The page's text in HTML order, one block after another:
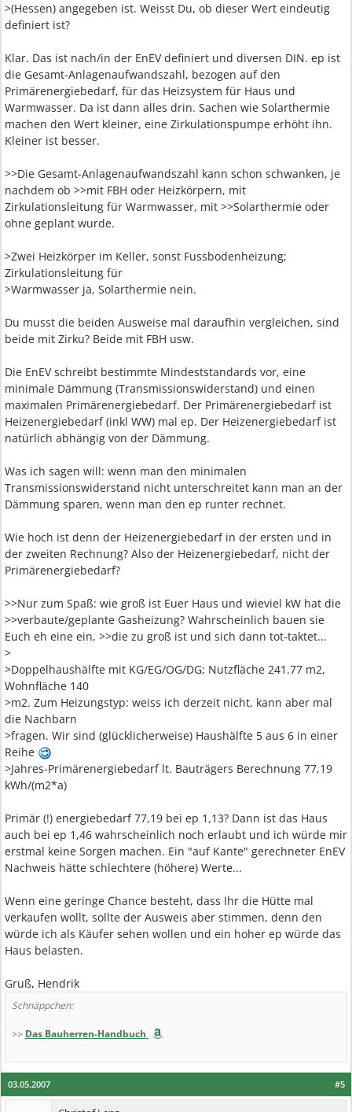
>(Hessen) angegeben ist. Weisst Du, ob dieser Wert eindeutig
definiert ist?
Klar. Das ist nach/in der EnEV definiert und diversen DIN. ep ist
die Gesamt-Anlagenaufwandszahl, bezogen auf den
Primärenergiebedarf, für das Heizsystem für Haus und
Warmwasser. Da ist dann alles drin. Sachen wie Solarthermie
machen den Wert kleiner, eine Zirkulationspumpe erhöht ihn.
Kleiner ist besser.
>>Die Gesamt-Anlagenaufwandszahl kann schon schwanken, je
nachdem ob >>mit FBH oder Heizkörpern, mit
Zirkulationsleitung für Warmwasser, mit >>Solarthermie oder
ohne geplant wurde.
>Zwei Heizkörper im Keller, sonst Fussbodenheizung;
Zirkulationsleitung für
>Warmwasser ja, Solarthermie nein.
Du musst die beiden Ausweise mal daraufhin vergleichen, sind
beide mit Zirku? Beide mit FBH usw.
Die EnEV schreibt bestimmte Mindeststandards vor, eine
minimale Dämmung (Transmissionswiderstand) und einen
maximalen Primärenergiebedarf. Der Primärenergiebedarf ist
Heizenergiebedarf (inkl WW) mal ep. Der Heizenergiebedarf ist
natürlich abhängig von der Dämmung.
Was ich sagen will: wenn man den minimalen
Transmissionswiderstand nicht unterschreitet kann man an der
Dämmung sparen, wenn man den ep runter rechnet.
Wie hoch ist denn der Heizenergiebedarf in der ersten und in
der zweiten Rechnung? Also der Heizenergiebedarf, nicht der
Primärenergiebedarf?
>>Nur zum Spaß: wie groß ist Euer Haus und wieviel kW hat die
>>verbaute/geplante Gasheizung? Wahrscheinlich bauen sie
Euch eh eine ein, >>die zu groß ist und sich dann tot-taktet...
>
>Doppelhaushälfte mit KG/EG/OG/DG; Nutzfläche 241.77 m2,
Wohnfläche 140
>m2. Zum Heizungstyp: weiss ich derzeit nicht, kann aber mal
die Nachbarn
>fragen. Wir sind (glücklicherweise) Haushälfte 5 aus 6 in einer
Reihe
>Jahres-Primärenergiebedarf lt. Bauträgers Berechnung 77,19
kWh/(m2*a)
Primär (!) energiebedarf 77,19 bei ep 1,13? Dann ist das Haus
auch bei ep 1,46 wahrscheinlich noch erlaubt und ich würde mir
erstmal keine Sorgen machen. Ein "auf Kante" gerechneter EnEV
Nachweis hätte schlechtere (höhere) Werte...
Wenn eine geringe Chance besteht, dass Ihr die Hütte mal
verkaufen wollt, sollte der Ausweis aber stimmen, denn den
würde ich als Käufer sehen wollen und ein hoher ep würde das
Haus belasten.
Gruß, Hendrik
Schnäppchen:
>> Das Bauherren-Handbuch
#5
03.05.2007